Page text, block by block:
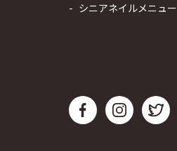
シニアネイルメニュー